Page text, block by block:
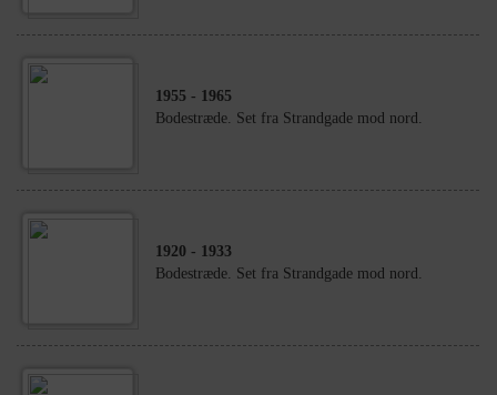
1955 - 1965
Bodestræde. Set fra Strandgade mod nord.
1920 - 1933
Bodestræde. Set fra Strandgade mod nord.